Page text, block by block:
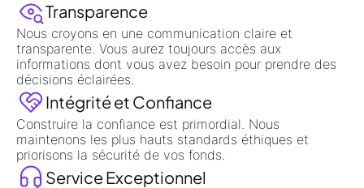
Transparence
Nous croyons en une communication claire et
transparente. Vous aurez toujours accès aux
informations dont vous avez besoin pour prendre des
décisions éclairées.
Intégrité et Confiance
Construire la confiance est primordial. Nous
maintenons les plus hauts standards éthiques et
priorisons la sécurité de vos fonds.
Service Exceptionnel